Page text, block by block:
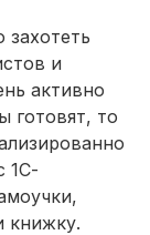
и
активно
готовят, то
1С-
книжку.